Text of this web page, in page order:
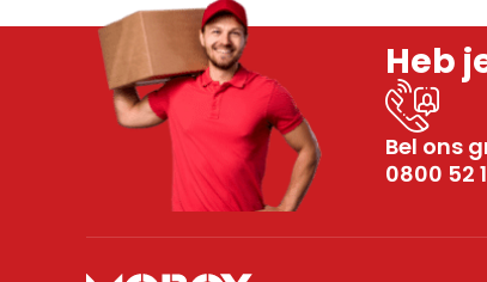
Heb
Bel ons
0800 52